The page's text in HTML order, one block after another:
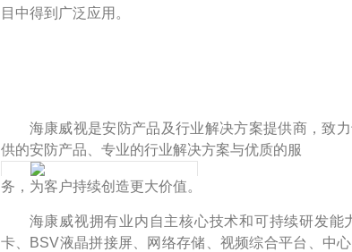
目中得到广泛应用。
海康威视是安防产品及行业解决方案提供商，致
供的安防产品、专业的行业解决方案与优质的服
务，为客户持续创造更大价值。
海康威视拥有业内自主核心技术和可持续研发
卡、BSV液晶拼接屏、网络存储、视频综合平台、中